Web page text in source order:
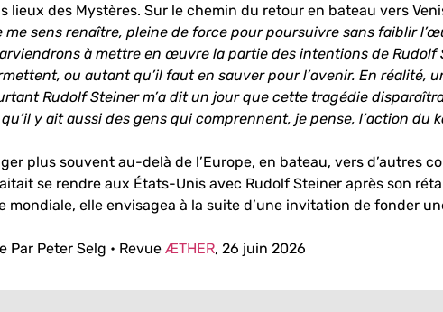
lieux des Mystères. Sur le chemin du retour en bateau vers
me sens renaître, pleine de force pour poursuivre sans faiblir
à mettre en œuvre la partie des intentions de
ou autant qu’il faut en sauver pour l’avenir. En
Rudolf Steiner m’a dit un jour que cette tragédie
y ait aussi des gens qui comprennent, je pense, l’action du
plus souvent au-delà de l’Europe, en bateau, vers d’autres
se rendre aux États-Unis avec Rudolf Steiner après son
mondiale, elle envisagea à la suite d’une invitation de fonder
Par Peter Selg • Revue ÆTHER, 26 juin 2026